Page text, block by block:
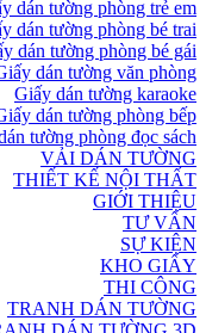
dán tường phòng trẻ em
dán tường phòng bé trai
dán tường phòng bé gái
dán tường văn phòng
Giấy dán tường karaoke
dán tường phòng bếp
tường phòng đọc sách
VẢI DÁN TƯỜNG
THIẾT KẾ NỘI THẤT
GIỚI THIỆU
TƯ VẤN
SỰ KIỆN
KHO GIẤY
THI CÔNG
TRANH DÁN TƯỜNG